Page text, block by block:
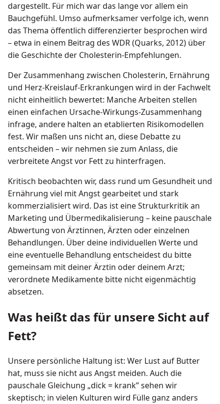
dargestellt. Für mich war das lange vor allem ein
Bauchgefühl. Umso aufmerksamer verfolge ich, wenn
das Thema öffentlich differenzierter besprochen wird
– etwa in einem Beitrag des WDR (Quarks, 2012) über
die Geschichte der Cholesterin-Empfehlungen.
Der Zusammenhang zwischen Cholesterin, Ernährung
und Herz-Kreislauf-Erkrankungen wird in der Fachwelt
nicht einheitlich bewertet: Manche Arbeiten stellen
einen einfachen Ursache-Wirkungs-Zusammenhang
infrage, andere halten an etablierten Risikomodellen
fest. Wir maßen uns nicht an, diese Debatte zu
entscheiden – wir nehmen sie zum Anlass, die
verbreitete Angst vor Fett zu hinterfragen.
Kritisch beobachten wir, dass rund um Gesundheit und
Ernährung viel mit Angst gearbeitet und stark
kommerzialisiert wird. Das ist eine Strukturkritik an
Marketing und Übermedikalisierung – keine pauschale
Abwertung von Ärztinnen, Ärzten oder einzelnen
Behandlungen. Über deine individuellen Werte und
eine eventuelle Behandlung entscheidest du bitte
gemeinsam mit deiner Ärztin oder deinem Arzt;
verordnete Medikamente bitte nicht eigenmächtig
absetzen.
Was heißt das für unsere Sicht auf
Fett?
Unsere persönliche Haltung ist: Wer Lust auf Butter
hat, muss sie nicht aus Angst meiden. Auch die
pauschale Gleichung „dick = krank” sehen wir
skeptisch; in vielen Kulturen wird Fülle ganz anders